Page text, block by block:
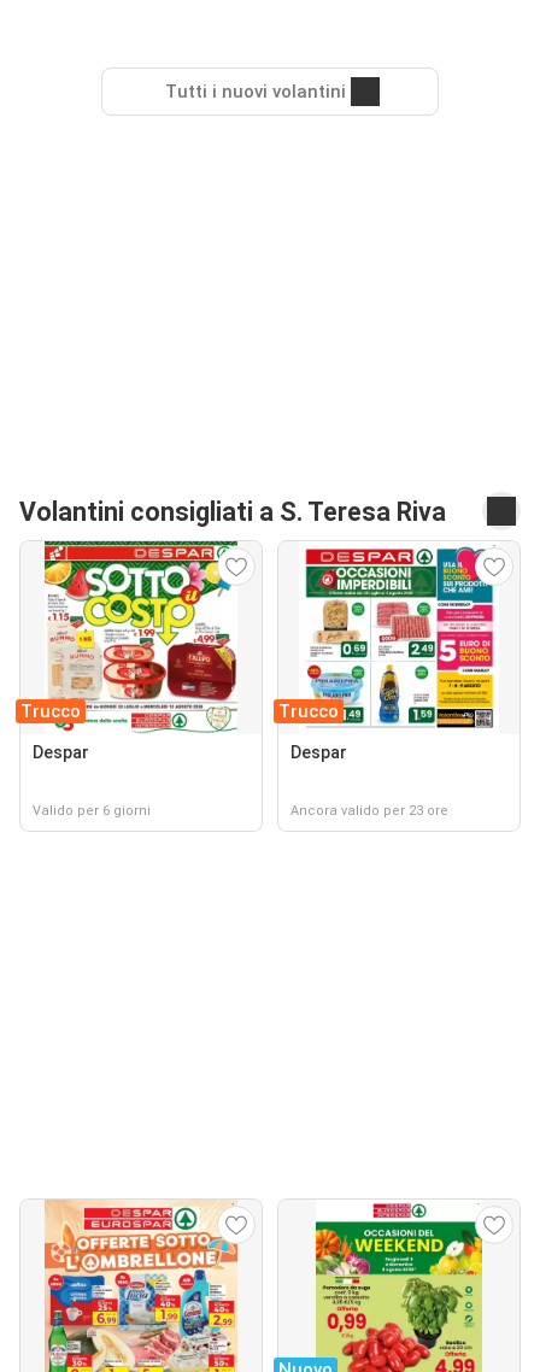
Tutti i nuovi volantini
Volantini consigliati a S. Teresa Riva
Trucco
Despar
Valido per 6 giorni
Trucco
Despar
Ancora valido per 23 ore